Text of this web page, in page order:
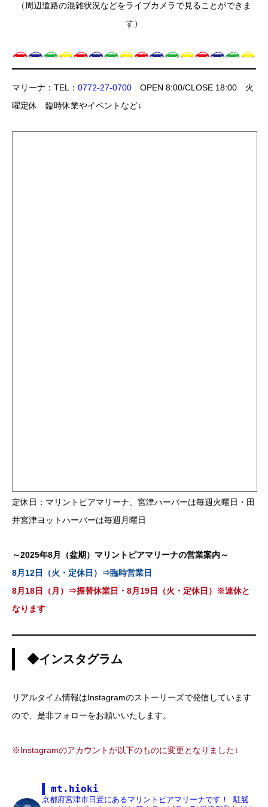
（周辺道路の混雑状況などをライブカメラで見ることができま
す）
マリーナ：TEL： 0772-27-0700 OPEN 8:00/CLOSE 18:00 火
曜定休 臨時休業やイベントなど↓
定休日：マリントピアマリーナ、宮津ハーバーは毎週火曜日・田
井宮津ヨットハーバーは毎週月曜日
～2025年8月（盆期）マリントピアマリーナの営業案内～
8月12日（火・定休日）⇒臨時営業日
8月18日（月）⇒振替休業日・8月19日（火・定休日）※連休と
なります
◆インスタグラム
リアルタイム情報はInstagramのストーリーズで発信しています
ので、是非フォローをお願いいたします。
※Instagramのアカウントが以下のものに変更となりました↓
mt.hioki
京都府宮津市日置にあるマリントピアマリーナです！
駐艇